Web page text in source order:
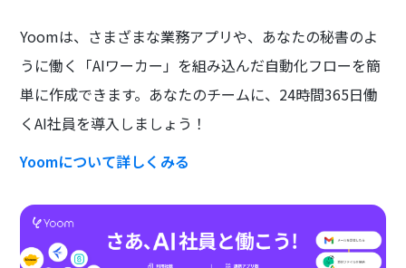
Yoomは、さまざまな業務アプリや、あなたの秘書のよ
うに働く「AIワーカー」を組み込んだ自動化フローを簡
単に作成できます。あなたのチームに、24時間365日働
くAI社員を導入しましょう！
Yoomについて詳しくみる